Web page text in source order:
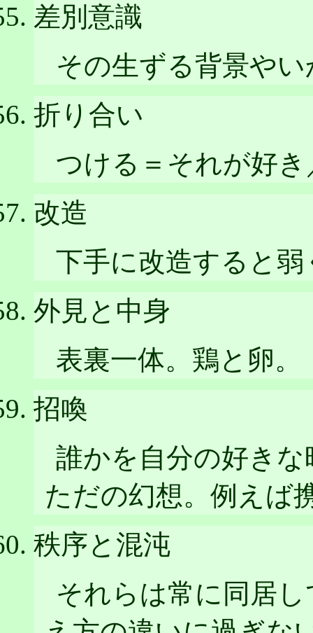
差別意識
その生ずる背景や
折り合い
つける＝それが好
改造
下手に改造すると弱
外見と中身
表裏一体。鶏と卵。
招喚
誰かを自分の好き
ただの幻想。例えば
秩序と混沌
それらは常に同居